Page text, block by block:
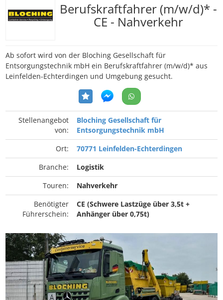
Berufskraftfahrer (m/w/d)* -
CE - Nahverkehr
Ab sofort wird von der Bloching Gesellschaft für
Entsorgungstechnik mbH ein Berufskraftfahrer (m/w/d)* aus
Leinfelden-Echterdingen und Umgebung gesucht.
Stellenangebot
von:
Bloching Gesellschaft für
Entsorgungstechnik mbH
Ort:
70771 Leinfelden-Echterdingen
Branche:
Logistik
Touren:
Nahverkehr
Benötigter
Führerschein:
CE (Schwere Lastzüge über 3,5t +
Anhänger über 0,75t)